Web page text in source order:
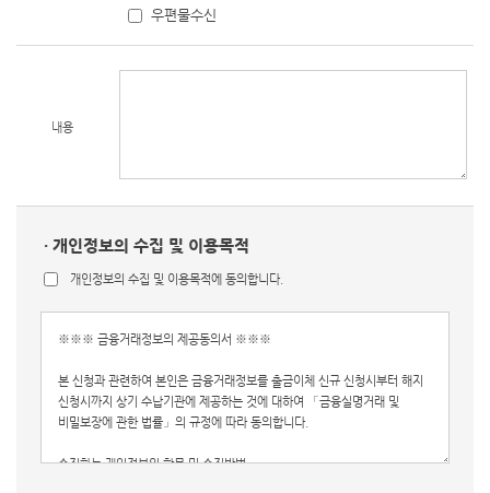
우편물수신
내용
· 개인정보의 수집 및 이용목적
개인정보의 수집 및 이용목적에 동의합니다.